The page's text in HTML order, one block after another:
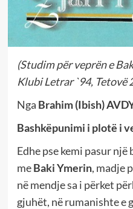
(Studim për veprën e
Klubi Letrar `94, Tetovë
Nga Brahim (Ibish)
Bashkëpunimi i plotë i
Edhe pse kemi pasur
meBaki Ymerin, madje
në mendje sa i përket
gjuhët, në rumanishte e